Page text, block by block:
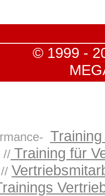
© 1999 -
// Training für